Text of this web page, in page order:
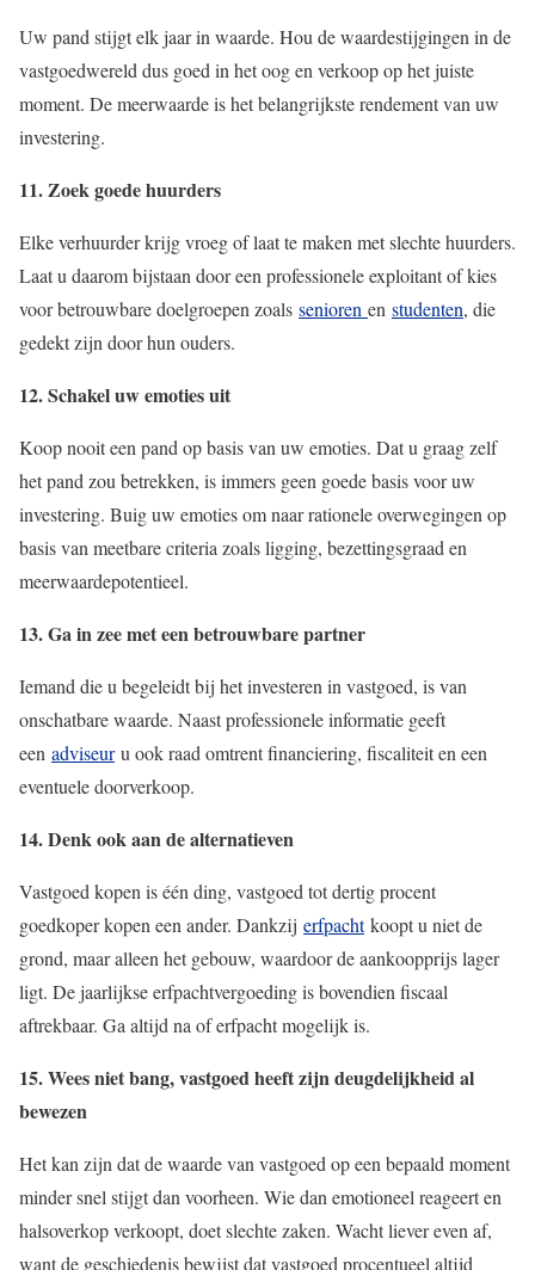
Uw pand stijgt elk jaar in waarde. Hou de waardestijgingen in de
vastgoedwereld dus goed in het oog en verkoop op het juiste
moment. De meerwaarde is het belangrijkste rendement van uw
investering.
11. Zoek goede huurders
Elke verhuurder krijg vroeg of laat te maken met slechte huurders.
Laat u daarom bijstaan door een professionele exploitant of kies
voor betrouwbare doelgroepen zoals senioren en studenten, die
gedekt zijn door hun ouders.
12. Schakel uw emoties uit
Koop nooit een pand op basis van uw emoties. Dat u graag zelf
het pand zou betrekken, is immers geen goede basis voor uw
investering. Buig uw emoties om naar rationele overwegingen op
basis van meetbare criteria zoals ligging, bezettingsgraad en
meerwaardepotentieel.
13. Ga in zee met een betrouwbare partner
Iemand die u begeleidt bij het investeren in vastgoed, is van
onschatbare waarde. Naast professionele informatie geeft
een adviseuru ook raad omtrent financiering, fiscaliteit en een
eventuele doorverkoop.
14. Denk ook aan de alternatieven
Vastgoed kopen is één ding, vastgoed tot dertig procent
goedkoper kopen een ander. Dankzij erfpachtkoopt u niet de
grond, maar alleen het gebouw, waardoor de aankoopprijs lager
ligt. De jaarlijkse erfpachtvergoeding is bovendien fiscaal
aftrekbaar. Ga altijd na of erfpacht mogelijk is.
15. Wees niet bang, vastgoed heeft zijn deugdelijkheid al
bewezen
Het kan zijn dat de waarde van vastgoed op een bepaald moment
minder snel stijgt dan voorheen. Wie dan emotioneel reageert en
halsoverkop verkoopt, doet slechte zaken. Wacht liever even af,
want de geschiedenis bewijst dat vastgoed procentueel altijd